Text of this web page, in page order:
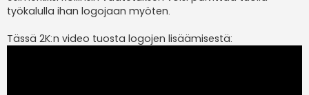
työkalulla ihan logojaan myöten.
Tässä 2K:n video tuosta logojen lisäämisestä: